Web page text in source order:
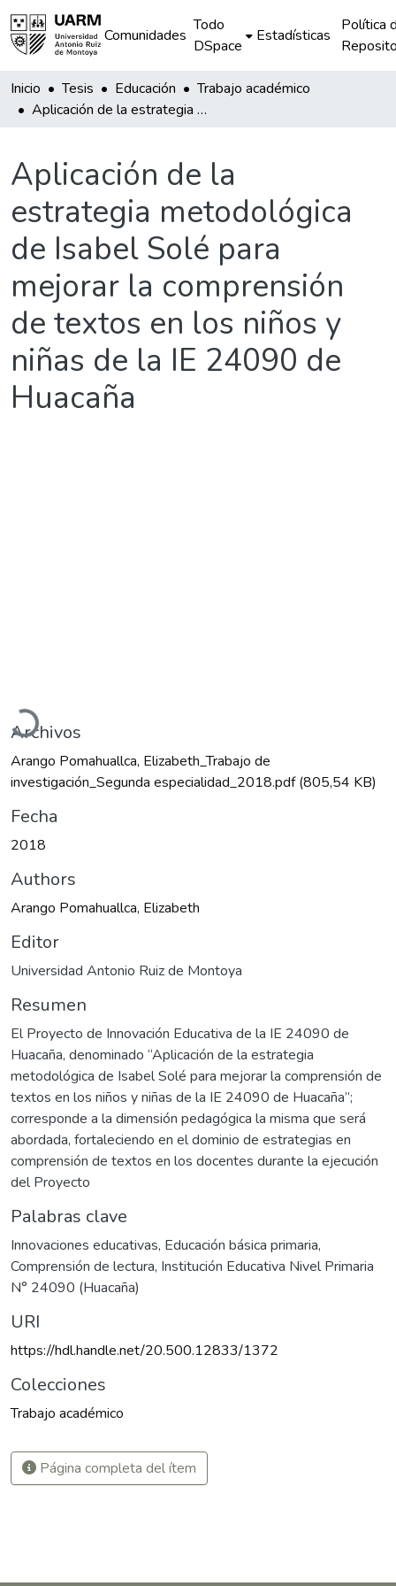
Comunidades
Todo
DSpace
Estadísticas
Política
Inicio Tesis Educación
Trabajo académico
Aplicación de la estrategia metodológica de Isabel Solé para mejorar la comprensión de textos en los niños y niñas de la IE 24090 de Huacaña
Aplicación de la
estrategia metodológica
de Isabel Solé para
mejorar la comprensión
de textos en los niños y
niñas de la IE 24090 de
Huacaña
Cargando...
Archivos
Arango Pomahuallca, Elizabeth_Trabajo de
investigación_Segunda especialidad_2018.pdf(805,54 KB)
Fecha
2018
Authors
Arango Pomahuallca, Elizabeth
Editor
Universidad Antonio Ruiz de Montoya
Resumen
El Proyecto de Innovación Educativa de la IE 24090 de
Huacaña, denominado “Aplicación de la estrategia
metodológica de Isabel Solé para mejorar la comprensión de
textos en los niños y niñas de la IE 24090 de Huacaña”;
corresponde a la dimensión pedagógica la misma que será
abordada, fortaleciendo en el dominio de estrategias en
comprensión de textos en los docentes durante la ejecución
del Proyecto
Palabras clave
Innovaciones educativas, Educación básica primaria,
Comprensión de lectura, Institución Educativa Nivel Primaria
N° 24090 (Huacaña)
URI
https://hdl.handle.net/20.500.12833/1372
Colecciones
Trabajo académico
Página completa del ítem